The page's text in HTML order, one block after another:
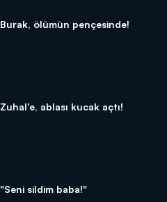
Burak, ölümün pençesinde!
Zuhal'e, ablası kucak açtı!
"Seni sildim baba!"